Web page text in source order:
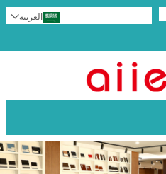
العربية